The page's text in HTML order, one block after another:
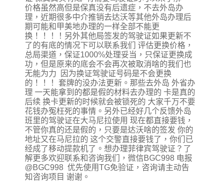
价格虽然高但是保真没有后遗症，不去外岛办
理，近期很多中介推销去达沃等其他外岛办理后
期可能和甲美地办理的一样全部不能更
换！！！！另外其他局签发的驾驶证如果更新不
了的有底的情况下可以联系我们 评估更换价格，
总局渠道，保证1000%处理妥当，只保证更换成
功，但是原来的底会不会再次被取消啥的我们也
无能为力 因为换证驾驶证号码是不会更换
的！！！ 套牌的没办法更新。那些去外岛 外省办
理 一天能拿到的都是假的材料去办理的 卡是真的
后续 换卡更新的时候就会被锁死的 大家千万不要
花钱办冤枉死的事情。另外已经好几个反馈外岛
班里的驾驶证在大马尼拉使用 现在都直接要钱，
不管你真的还是假的，只要是达沃啥的签发 你的
地址又在马尼拉的 这个交警直接要钱了，你们已
经成了移动提款机了。想办理菲律宾驾驶证？了
解更多欢迎联系和咨询我们，微信BGC998 电报
@BGC998 优先使用TG免验证，咨询请主动告
知咨询项目 谢谢。